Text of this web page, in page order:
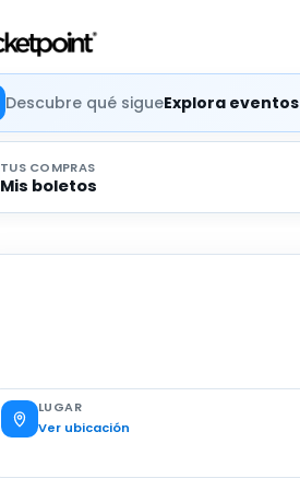
Descubre qué sigueExplora eventos
TUS COMPRAS
Mis boletos
LUGAR
Ver ubicación